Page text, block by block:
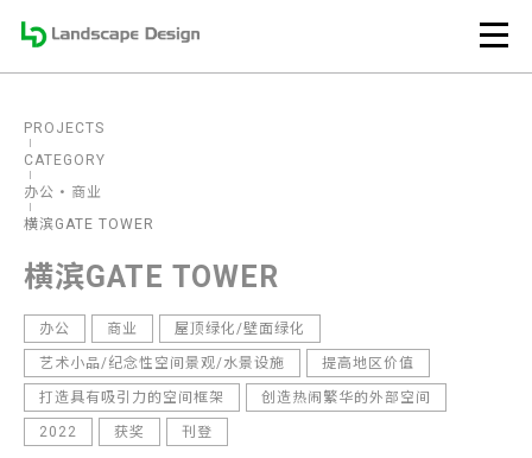
PROJECTS
CATEGORY
办公
商业
横滨GATE TOWER
横滨GATE TOWER
办公 商业
屋顶绿化/壁面绿化
艺术小品/纪念性空间景观/水景设施
提高地区价值
打造具有吸引力的空间框架
创造热闹繁华的外部空间
2022
获奖 刊登